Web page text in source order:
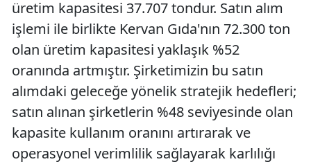
üretim kapasitesi 37.707 tondur. Satın alım
işlemi ile birlikte Kervan Gıda'nın 72.300 ton
olan üretim kapasitesi yaklaşık %52
oranında artmıştır. Şirketimizin bu satın
alımdaki geleceğe yönelik stratejik hedefleri;
satın alınan şirketlerin %48 seviyesinde olan
kapasite kullanım oranını artırarak ve
operasyonel verimlilik sağlayarak karlılığı